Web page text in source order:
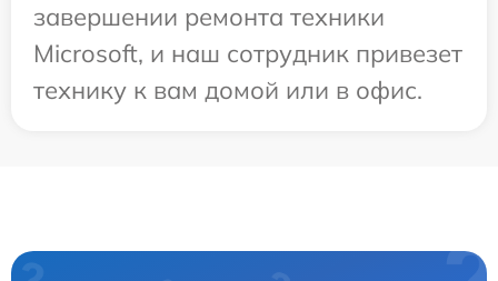
завершении ремонта техники
Microsoft, и наш сотрудник привезет
технику к вам домой или в офис.